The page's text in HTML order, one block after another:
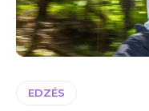
EDZÉS